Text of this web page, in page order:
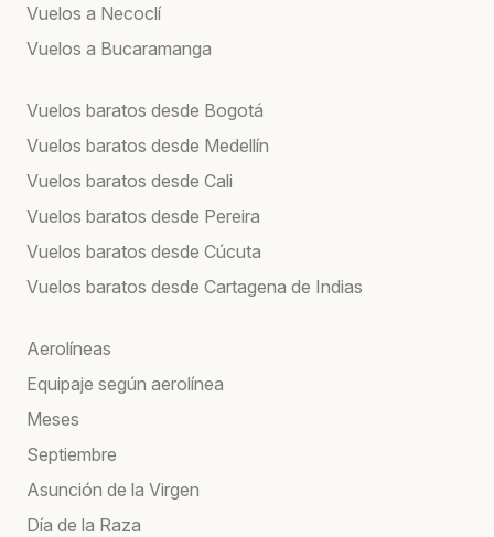
Vuelos a Necoclí
Vuelos a Bucaramanga
Vuelos baratos desde Bogotá
Vuelos baratos desde Medellín
Vuelos baratos desde Cali
Vuelos baratos desde Pereira
Vuelos baratos desde Cúcuta
Vuelos baratos desde Cartagena de Indias
Aerolíneas
Equipaje según aerolínea
Meses
Septiembre
Asunción de la Virgen
Día de la Raza